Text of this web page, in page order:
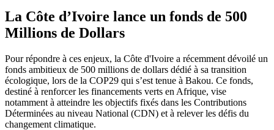
La Côte d’Ivoire lance un fonds de 500
Millions de Dollars
Pour répondre à ces enjeux, la Côte d'Ivoire a récemment dévoilé un
fonds ambitieux de 500 millions de dollars dédié à sa transition
écologique, lors de la COP29 qui s’est tenue à Bakou. Ce fonds,
destiné à renforcer les financements verts en Afrique, vise
notamment à atteindre les objectifs fixés dans les Contributions
Déterminées au niveau National (CDN) et à relever les défis du
changement climatique.